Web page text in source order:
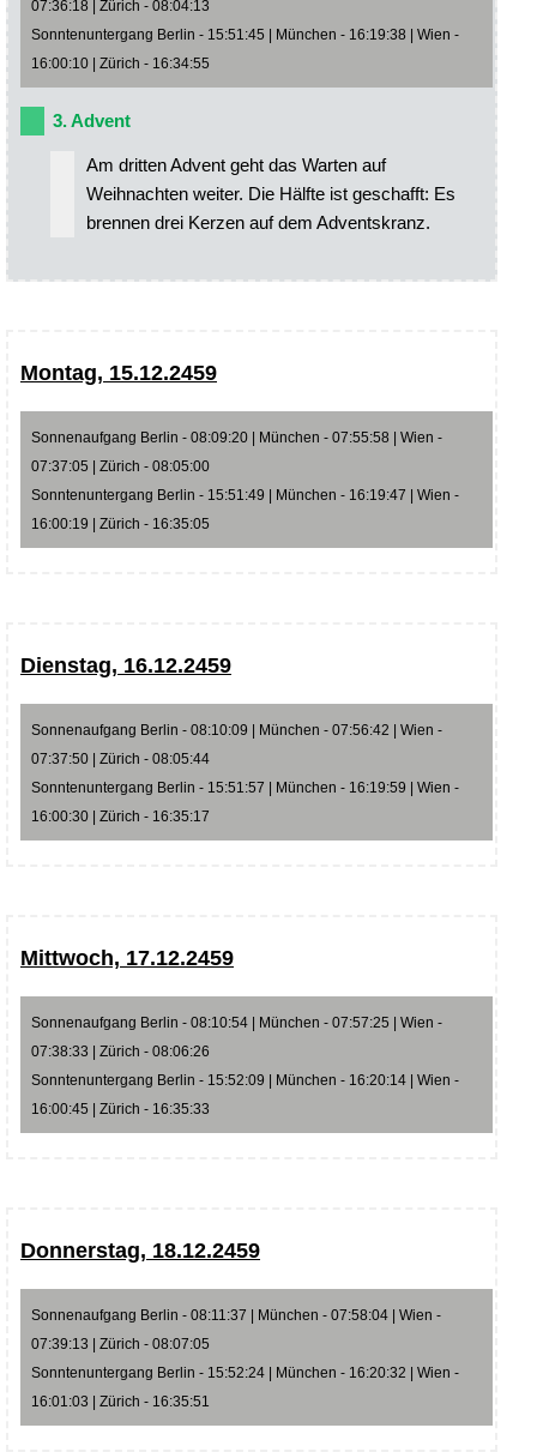
07:36:18 | Zürich - 08:04:13
Sonntenuntergang Berlin - 15:51:45 | München - 16:19:38 | Wien -
16:00:10 | Zürich - 16:34:55
3. Advent
Am dritten Advent geht das Warten auf
Weihnachten weiter. Die Hälfte ist geschafft: Es
brennen drei Kerzen auf dem Adventskranz.
Montag, 15.12.2459
Sonnenaufgang Berlin - 08:09:20 | München - 07:55:58 | Wien -
07:37:05 | Zürich - 08:05:00
Sonntenuntergang Berlin - 15:51:49 | München - 16:19:47 | Wien -
16:00:19 | Zürich - 16:35:05
Dienstag, 16.12.2459
Sonnenaufgang Berlin - 08:10:09 | München - 07:56:42 | Wien -
07:37:50 | Zürich - 08:05:44
Sonntenuntergang Berlin - 15:51:57 | München - 16:19:59 | Wien -
16:00:30 | Zürich - 16:35:17
Mittwoch, 17.12.2459
Sonnenaufgang Berlin - 08:10:54 | München - 07:57:25 | Wien -
07:38:33 | Zürich - 08:06:26
Sonntenuntergang Berlin - 15:52:09 | München - 16:20:14 | Wien -
16:00:45 | Zürich - 16:35:33
Donnerstag, 18.12.2459
Sonnenaufgang Berlin - 08:11:37 | München - 07:58:04 | Wien -
07:39:13 | Zürich - 08:07:05
Sonntenuntergang Berlin - 15:52:24 | München - 16:20:32 | Wien -
16:01:03 | Zürich - 16:35:51